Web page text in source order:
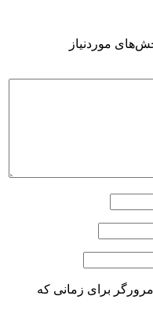
موردنیاز
برای زمانی که